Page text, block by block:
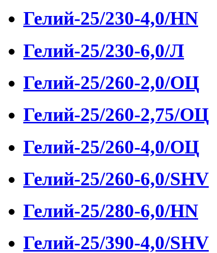
Гелий-25/230-4,0/HN
Гелий-25/230-6,0/Л
Гелий-25/260-2,0/ОЦ
Гелий-25/260-2,75/ОЦ
Гелий-25/260-4,0/ОЦ
Гелий-25/260-6,0/SHV
Гелий-25/280-6,0/HN
Гелий-25/390-4,0/SHV